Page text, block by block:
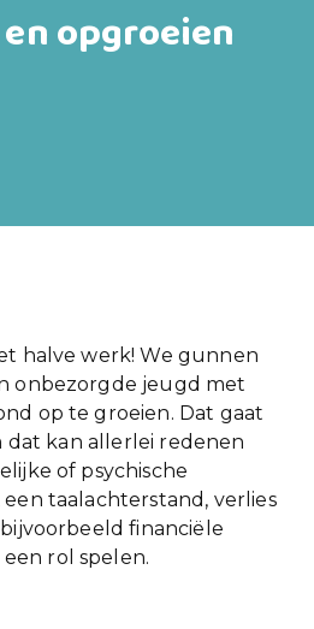
opgroeien
halve werk! We gunnen
onbezorgde jeugd met
op te groeien. Dat gaat
dat kan allerlei redenen
of psychische
taalachterstand, verlies
financiële
rol spelen.